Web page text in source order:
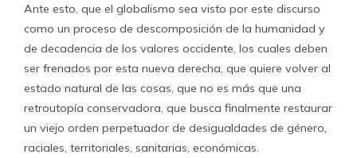
Ante esto, que el globalismo sea visto por este discurso
como un proceso de descomposición de la humanidad y
de decadencia de los valores occidente, los cuales deben
ser frenados por esta nueva derecha, que quiere volver al
estado natural de las cosas, que no es más que una
retroutopía conservadora, que busca finalmente restaurar
un viejo orden perpetuador de desigualdades de género,
raciales, territoriales, sanitarias, económicas.